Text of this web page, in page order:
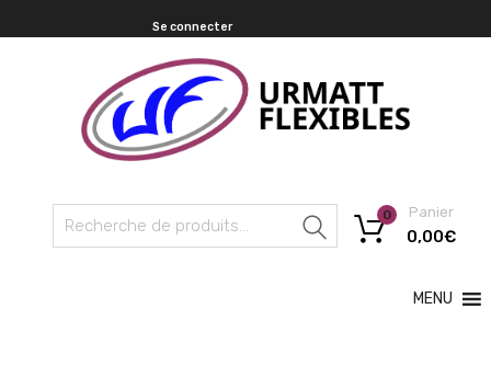
Se connecter
Recherche
Panier
0,00€
0
MENU